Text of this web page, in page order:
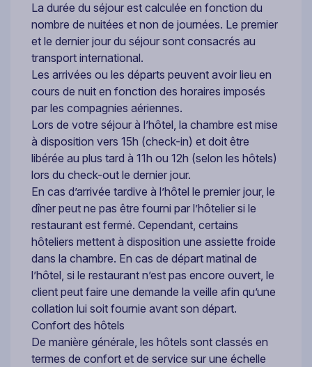
La durée du séjour est calculée en fonction du
nombre de nuitées et non de journées. Le premier
et le dernier jour du séjour sont consacrés au
transport international.
Les arrivées ou les départs peuvent avoir lieu en
cours de nuit en fonction des horaires imposés
par les compagnies aériennes.
Lors de votre séjour à l’hôtel, la chambre est mise
à disposition vers 15h (check-in) et doit être
libérée au plus tard à 11h ou 12h (selon les hôtels)
lors du check-out le dernier jour.
En cas d’arrivée tardive à l’hôtel le premier jour, le
dîner peut ne pas être fourni par l’hôtelier si le
restaurant est fermé. Cependant, certains
hôteliers mettent à disposition une assiette froide
dans la chambre. En cas de départ matinal de
l’hôtel, si le restaurant n’est pas encore ouvert, le
client peut faire une demande la veille afin qu’une
collation lui soit fournie avant son départ.
Confort des hôtels
De manière générale, les hôtels sont classés en
termes de confort et de service sur une échelle